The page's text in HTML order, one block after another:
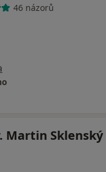
46 názorů
Martin Sklenský